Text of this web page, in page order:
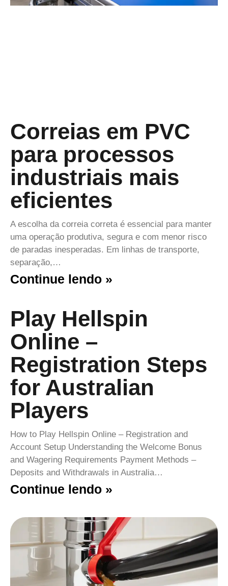
Correias em PVC
para processos
industriais mais
eficientes
A escolha da correia correta é essencial para manter
uma operação produtiva, segura e com menor risco
de paradas inesperadas. Em linhas de transporte,
separação,…
Continue lendo »
Play Hellspin
Online –
Registration Steps
for Australian
Players
How to Play Hellspin Online – Registration and
Account Setup Understanding the Welcome Bonus
and Wagering Requirements Payment Methods –
Deposits and Withdrawals in Australia…
Continue lendo »